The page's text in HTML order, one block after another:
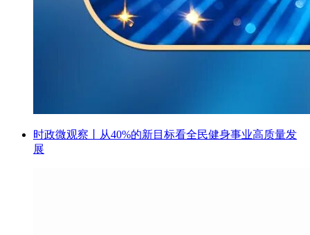
时政微观察丨从40%的新目标看全民健身事业高质量发
展